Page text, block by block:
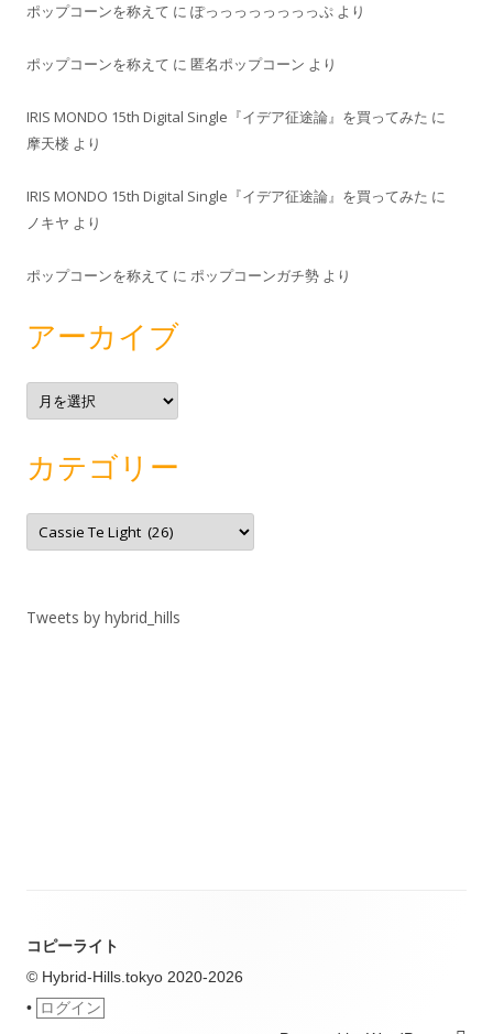
ポップコーンを称えて に ぽっっっっっっっっぷ より
ポップコーンを称えて に 匿名ポップコーン より
IRIS MONDO 15th Digital Single『イデア征途論』を買ってみた に
摩天楼 より
IRIS MONDO 15th Digital Single『イデア征途論』を買ってみた に
ノキヤ より
ポップコーンを称えて に ポップコーンガチ勢 より
アーカイブ
ア
ー
カ
カテゴリー
カ
テ
ゴ
Tweets by hybrid_hills
コピーライト
© Hybrid-Hills.tokyo 2020-2026
• ログイン